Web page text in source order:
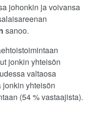
johonkin ja voivansa
sanoo.
jonkin yhteisön
valtaosa
yhteisön
(54 % vastaajista).